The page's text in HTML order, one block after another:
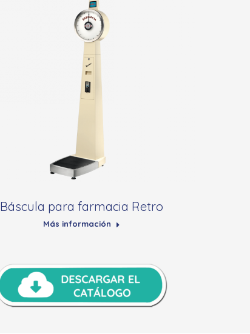
Báscula para farmacia Retro
Más información